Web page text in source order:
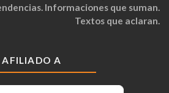
Informaciones que suman.
Textos que aclaran.
AFILIADO A